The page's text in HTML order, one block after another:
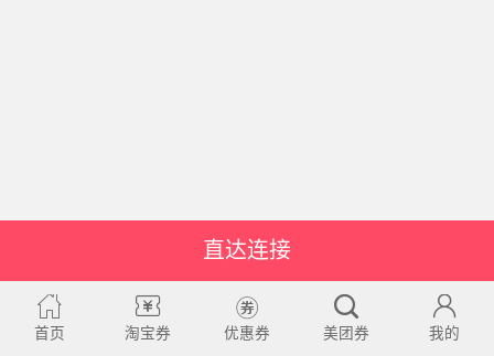
直达连接
首页 淘宝券 优惠券 美团券 我的